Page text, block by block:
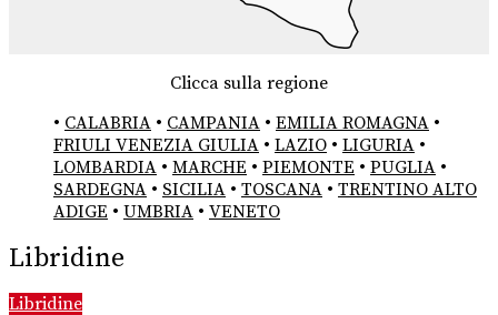
Clicca sulla regione
• CALABRIA • CAMPANIA • EMILIA ROMAGNA •
FRIULI VENEZIA GIULIA • LAZIO • LIGURIA •
LOMBARDIA • MARCHE • PIEMONTE • PUGLIA •
SARDEGNA • SICILIA • TOSCANA • TRENTINO ALTO
ADIGE • UMBRIA • VENETO
Libridine
Libridine